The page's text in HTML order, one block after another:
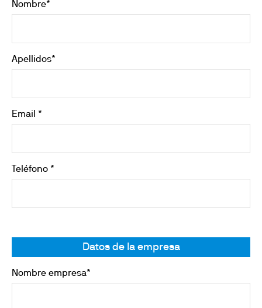
Nombre*
Apellidos*
Email *
Teléfono *
Datos de la empresa
Nombre empresa*